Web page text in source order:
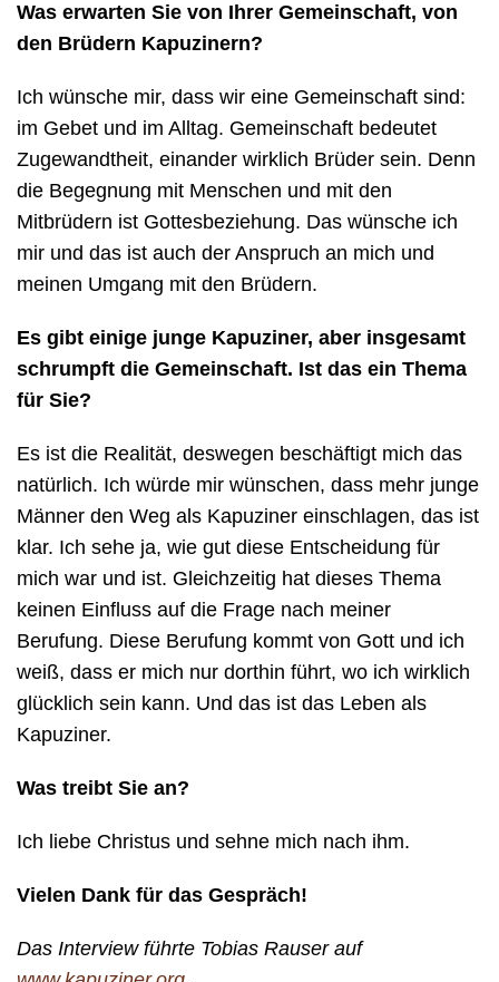
Was erwarten Sie von Ihrer Gemeinschaft, von
den Brüdern Kapuzinern?
Ich wünsche mir, dass wir eine Gemeinschaft sind:
im Gebet und im Alltag. Gemeinschaft bedeutet
Zugewandtheit, einander wirklich Brüder sein. Denn
die Begegnung mit Menschen und mit den
Mitbrüdern ist Gottesbeziehung. Das wünsche ich
mir und das ist auch der Anspruch an mich und
meinen Umgang mit den Brüdern.
Es gibt einige junge Kapuziner, aber insgesamt
schrumpft die Gemeinschaft. Ist das ein Thema
für Sie?
Es ist die Realität, deswegen beschäftigt mich das
natürlich. Ich würde mir wünschen, dass mehr junge
Männer den Weg als Kapuziner einschlagen, das ist
klar. Ich sehe ja, wie gut diese Entscheidung für
mich war und ist. Gleichzeitig hat dieses Thema
keinen Einfluss auf die Frage nach meiner
Berufung. Diese Berufung kommt von Gott und ich
weiß, dass er mich nur dorthin führt, wo ich wirklich
glücklich sein kann. Und das ist das Leben als
Kapuziner.
Was treibt Sie an?
Ich liebe Christus und sehne mich nach ihm.
Vielen Dank für das Gespräch!
Das Interview führte Tobias Rauser auf